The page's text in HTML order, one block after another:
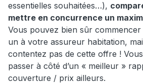
essentielles souhaitées…),
mettre en concurrence un
Vous pouvez bien sûr
un à votre assureur habitation,
contentez pas de cette offre !
passer à côté d’un « meilleur »
couverture / prix ailleurs.